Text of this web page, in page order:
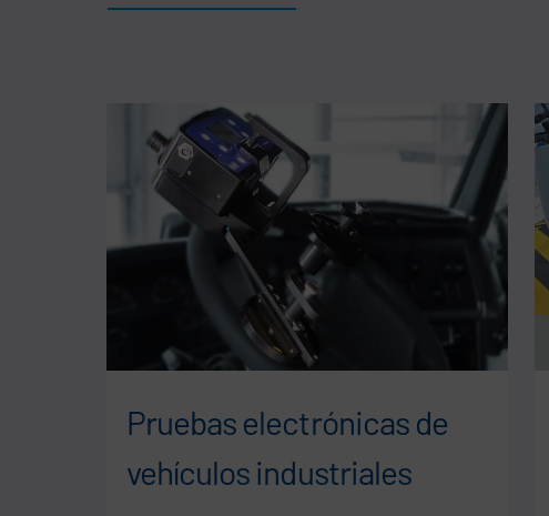
Pruebas electrónicas de
vehículos industriales